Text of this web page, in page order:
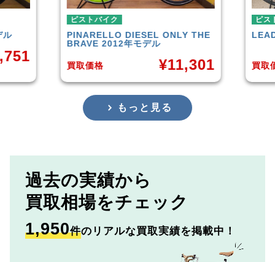
PINARELLODIESEL ONLY THE
BRAVE 2012年モデル
11,301
LEADER
買取価格
もっと見る
過去の実績から
買取相場をチェック
1,950件のリアルな買取実績を掲載中！